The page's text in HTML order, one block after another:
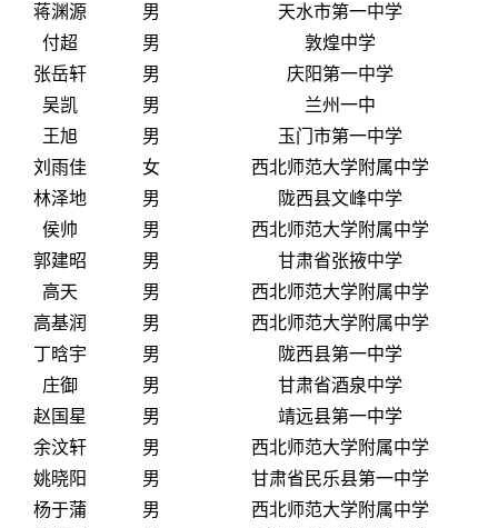
蒋渊源
男
天水市第一中学
付超
男
敦煌中学
张岳轩
男
庆阳第一中学
吴凯
男
兰州一中
王旭
男
玉门市第一中学
刘雨佳
女
西北师范大学附属中学
林泽地
男
陇西县文峰中学
侯帅
男
西北师范大学附属中学
郭建昭
男
甘肃省张掖中学
高天
男
西北师范大学附属中学
高基润
男
西北师范大学附属中学
丁晗宇
男
陇西县第一中学
庄御
男
甘肃省酒泉中学
赵国星
男
靖远县第一中学
余汶轩
男
西北师范大学附属中学
姚晓阳
男
甘肃省民乐县第一中学
杨于蒲
男
西北师范大学附属中学